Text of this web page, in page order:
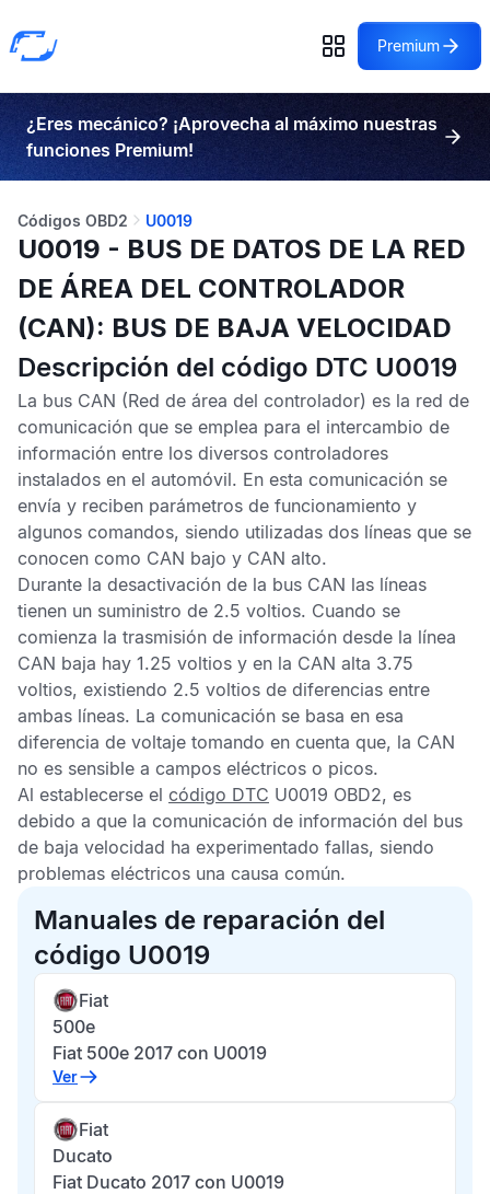
Premium
¿Eres mecánico? ¡Aprovecha al máximo nuestras
funciones Premium!
Códigos OBD2 U0019
U0019 - BUS DE DATOS DE LA RED
DE ÁREA DEL CONTROLADOR
(CAN): BUS DE BAJA VELOCIDAD
Descripción del código DTC U0019
La bus CAN (Red de área del controlador) es la red de
comunicación que se emplea para el intercambio de
información entre los diversos controladores
instalados en el automóvil. En esta comunicación se
envía y reciben parámetros de funcionamiento y
algunos comandos, siendo utilizadas dos líneas que se
conocen como CAN bajo y CAN alto.
Durante la desactivación de la bus CAN las líneas
tienen un suministro de 2.5 voltios. Cuando se
comienza la trasmisión de información desde la línea
CAN baja hay 1.25 voltios y en la CAN alta 3.75
voltios, existiendo 2.5 voltios de diferencias entre
ambas líneas. La comunicación se basa en esa
diferencia de voltaje tomando en cuenta que, la CAN
no es sensible a campos eléctricos o picos.
Al establecerse el código DTC U0019 OBD2, es
debido a que la comunicación de información del bus
de baja velocidad ha experimentado fallas, siendo
problemas eléctricos una causa común.
Manuales de reparación del
código U0019
Fiat
500e
Fiat 500e 2017 con U0019
Ver
Fiat
Ducato
Fiat Ducato 2017 con U0019